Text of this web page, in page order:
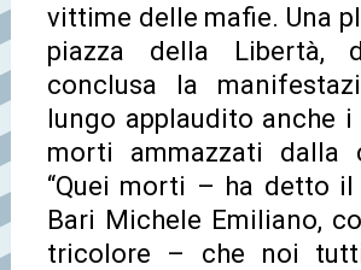
vittime delle mafie. Una
piazza della Libertà,
conclusa la
lungo applaudito anche
morti ammazzati dalla
“Quei morti – ha detto
Bari Michele Emiliano,
tricolore – che noi